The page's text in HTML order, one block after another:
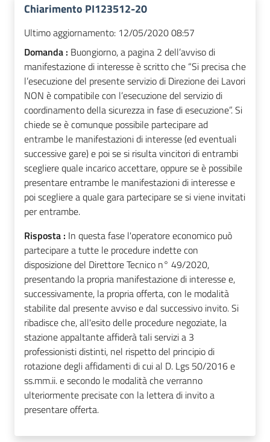
Chiarimento PI123512-20
Ultimo aggiornamento: 12/05/2020 08:57
Domanda : Buongiorno, a pagina 2 dell’avviso di
manifestazione di interesse è scritto che “Si precisa che
l’esecuzione del presente servizio di Direzione dei Lavori
NON è compatibile con l’esecuzione del servizio di
coordinamento della sicurezza in fase di esecuzione”. Si
chiede se è comunque possibile partecipare ad
entrambe le manifestazioni di interesse (ed eventuali
successive gare) e poi se si risulta vincitori di entrambi
scegliere quale incarico accettare, oppure se è possibile
presentare entrambe le manifestazioni di interesse e
poi scegliere a quale gara partecipare se si viene invitati
per entrambe.
Risposta : In questa fase l'operatore economico può
partecipare a tutte le procedure indette con
disposizione del Direttore Tecnico n° 49/2020,
presentando la propria manifestazione di interesse e,
successivamente, la propria offerta, con le modalità
stabilite dal presente avviso e dal successivo invito. Si
ribadisce che, all'esito delle procedure negoziate, la
stazione appaltante affiderà tali servizi a 3
professionisti distinti, nel rispetto del principio di
rotazione degli affidamenti di cui al D. Lgs 50/2016 e
ss.mm.ii. e secondo le modalità che verranno
ulteriormente precisate con la lettera di invito a
presentare offerta.